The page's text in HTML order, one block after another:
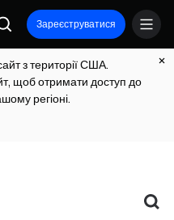
Зареєструватися
з території США.
щоб отримати доступ до
регіоні.